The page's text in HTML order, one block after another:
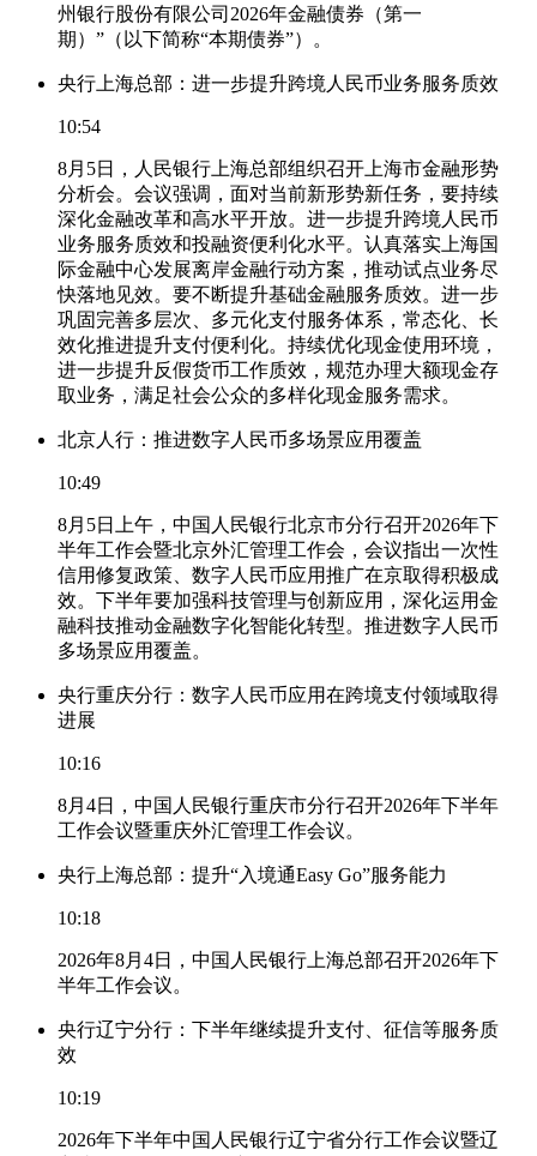
州银行股份有限公司2026年金融债券（第一
期）”（以下简称“本期债券”）。
央行上海总部：进一步提升跨境人民币业务服务质效
10:54
8月5日，人民银行上海总部组织召开上海市金融形势
分析会。会议强调，面对当前新形势新任务，要持续
深化金融改革和高水平开放。进一步提升跨境人民币
业务服务质效和投融资便利化水平。认真落实上海国
际金融中心发展离岸金融行动方案，推动试点业务尽
快落地见效。要不断提升基础金融服务质效。进一步
巩固完善多层次、多元化支付服务体系，常态化、长
效化推进提升支付便利化。持续优化现金使用环境，
进一步提升反假货币工作质效，规范办理大额现金存
取业务，满足社会公众的多样化现金服务需求。
北京人行：推进数字人民币多场景应用覆盖
10:49
8月5日上午，中国人民银行北京市分行召开2026年下
半年工作会暨北京外汇管理工作会，会议指出一次性
信用修复政策、数字人民币应用推广在京取得积极成
效。下半年要加强科技管理与创新应用，深化运用金
融科技推动金融数字化智能化转型。推进数字人民币
多场景应用覆盖。
央行重庆分行：数字人民币应用在跨境支付领域取得
进展
10:16
8月4日，中国人民银行重庆市分行召开2026年下半年
工作会议暨重庆外汇管理工作会议。
央行上海总部：提升“入境通Easy Go”服务能力
10:18
2026年8月4日，中国人民银行上海总部召开2026年下
半年工作会议。
央行辽宁分行：下半年继续提升支付、征信等服务质
效
10:19
2026年下半年中国人民银行辽宁省分行工作会议暨辽